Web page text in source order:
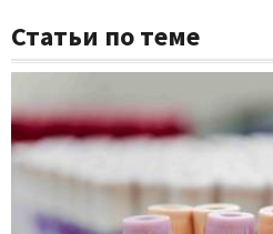
Статьи по теме